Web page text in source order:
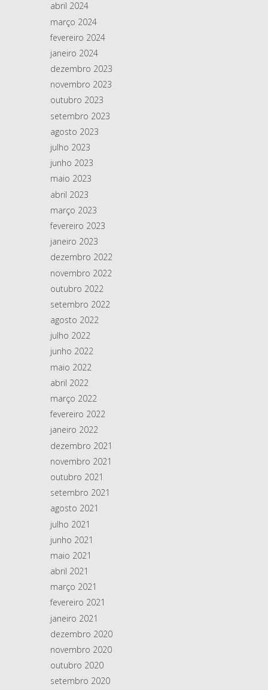
abril 2024
março 2024
fevereiro 2024
janeiro 2024
dezembro 2023
novembro 2023
outubro 2023
setembro 2023
agosto 2023
julho 2023
junho 2023
maio 2023
abril 2023
março 2023
fevereiro 2023
janeiro 2023
dezembro 2022
novembro 2022
outubro 2022
setembro 2022
agosto 2022
julho 2022
junho 2022
maio 2022
abril 2022
março 2022
fevereiro 2022
janeiro 2022
dezembro 2021
novembro 2021
outubro 2021
setembro 2021
agosto 2021
julho 2021
junho 2021
maio 2021
abril 2021
março 2021
fevereiro 2021
janeiro 2021
dezembro 2020
novembro 2020
outubro 2020
setembro 2020